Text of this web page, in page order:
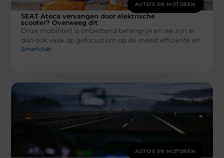
AUTO'S EN MOTOREN
SEAT Ateca vervangen door elektrische
scooter? Overweeg dit
Onze mobiliteit is ontzettend belangrijk en we zijn er
dan ook vaak op gefocust om op de meest efficiënte en
Smartclub
AUTO'S EN MOTOREN